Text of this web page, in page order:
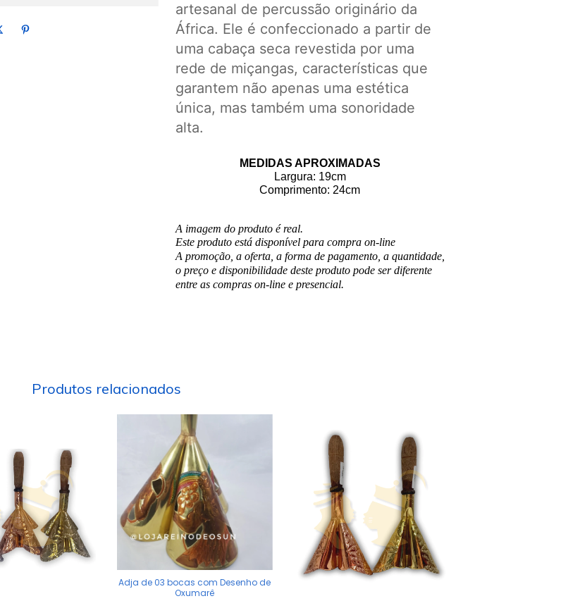
artesanal de percussão originário da
África. Ele é confeccionado a partir de
uma cabaça seca revestida por uma
rede de miçangas, características que
garantem não apenas uma estética
única, mas também uma sonoridade
alta.
MEDIDAS APROXIMADAS
Largura: 19cm
Comprimento: 24cm
A imagem do produto é real.
Este produto está disponível para compra on-line
A promoção, a oferta, a forma de pagamento, a quantidade,
o preço e disponibilidade deste produto pode ser diferente
entre as compras on-line e presencial.
Produtos relacionados
Adja de 03 bocas com Desenho de
Oxumarê